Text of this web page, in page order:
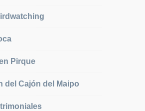
Pirque
del Cajón del Maipo